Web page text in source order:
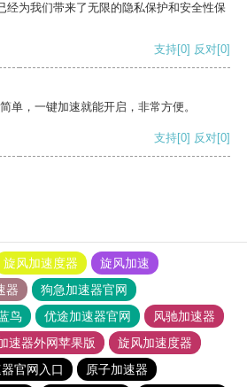
经为我们带来了无限的隐私保护和安全性保
支持[0] 反对[0]
单，一键加速就能开启，非常方便。
支持[0] 反对[0]
旋风加速度器
旋风加速
器
狗急加速器官网
鸟 优途加速器官网
风驰加速器
速器外网苹果版
旋风加速度器
官网入口
原子加速器